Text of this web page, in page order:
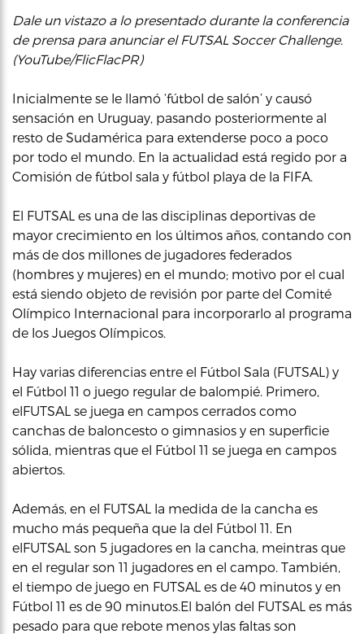
Dale un vistazo a lo presentado durante la conferencia
de prensa para anunciar el FUTSAL Soccer Challenge.
(YouTube/FlicFlacPR)
Inicialmente se le llamó ‘fútbol de salón’ y causó
sensación en Uruguay, pasando posteriormente al
resto de Sudamérica para extenderse poco a poco
por todo el mundo. En la actualidad está regido por a
Comisión de fútbol sala y fútbol playa de la FIFA.
El FUTSAL es una de las disciplinas deportivas de
mayor crecimiento en los últimos años, contando con
más de dos millones de jugadores federados
(hombres y mujeres) en el mundo; motivo por el cual
está siendo objeto de revisión por parte del Comité
Olímpico Internacional para incorporarlo al programa
de los Juegos Olímpicos.
Hay varias diferencias entre el Fútbol Sala (FUTSAL) y
el Fútbol 11 o juego regular de balompié. Primero,
elFUTSAL se juega en campos cerrados como
canchas de baloncesto o gimnasios y en superficie
sólida, mientras que el Fútbol 11 se juega en campos
abiertos.
Además, en el FUTSAL la medida de la cancha es
mucho más pequeña que la del Fútbol 11. En
elFUTSAL son 5 jugadores en la cancha, meintras que
en el regular son 11 jugadores en el campo. También,
el tiempo de juego en FUTSAL es de 40 minutos y en
Fútbol 11 es de 90 minutos.El balón del FUTSAL es más
pesado para que rebote menos ylas faltas son